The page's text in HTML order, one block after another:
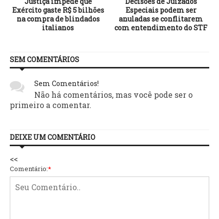
Exército gaste R$ 5 bilhões
na compra de blindados
italianos
Especiais podem ser
anuladas se conflitarem
com entendimento do STF
SEM COMENTÁRIOS
Sem Comentários!
Não há comentários, mas você pode ser o
primeiro a comentar.
DEIXE UM COMENTÁRIO
<<
Comentário:*